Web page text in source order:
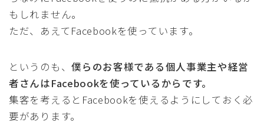
もしれません。
ただ、あえてFacebookを使っています。
というのも、僕らのお客様である個人事業主や経営
者さんはFacebookを使っているからです。
集客を考えるとFacebookを使えるようにしておく必
要があります。